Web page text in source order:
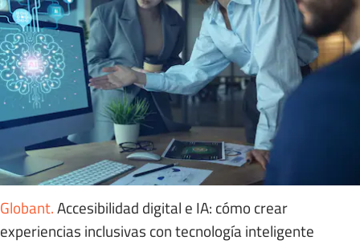
Globant.Accesibilidad digital e IA: cómo crear
experiencias inclusivas con tecnología inteligente